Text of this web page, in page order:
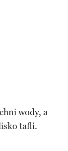
wody, a
tafli.